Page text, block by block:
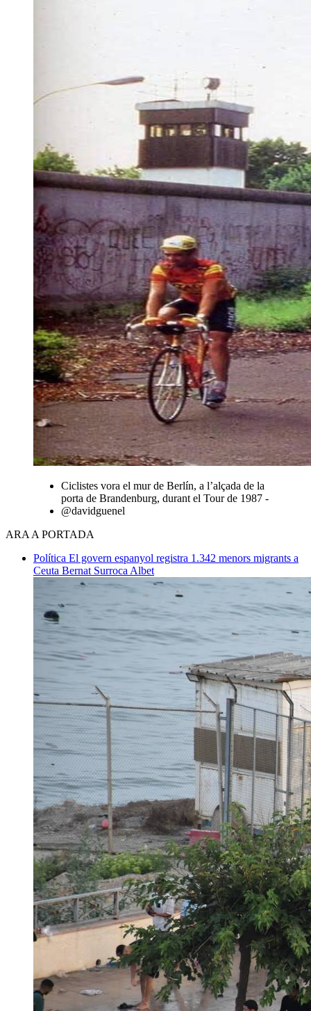
Ciclistes vora el mur de Berlín, a l’alçada de la
porta de Brandenburg, durant el Tour de 1987 -
@davidguenel
ARA A PORTADA
Política El govern espanyol registra 1.342 menors migrants a
Ceuta Bernat Surroca Albet